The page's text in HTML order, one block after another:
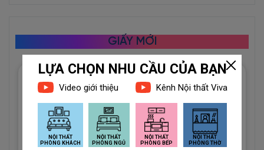
GIẤY MỚI
Giấy Dán Tường Imperial Mã
Độc Đáo
1đ